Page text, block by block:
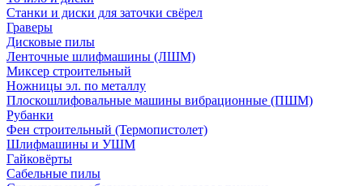
Станки и диски для заточки свёрел
Граверы
Дисковые пилы
Ленточные шлифмашины (ЛШМ)
Миксер строительный
Ножницы эл. по металлу
Плоскошлифовальные машины вибрационные (ПШМ)
Рубанки
Фен строительный (Термопистолет)
Шлифмашины и УШМ
Гайковёрты
Сабельные пилы